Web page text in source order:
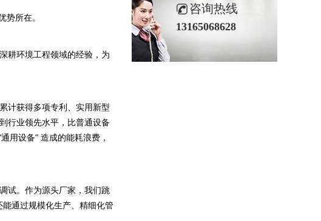
所在。
耕环境工程领域的经验，为
计获得多项专利、实用新型
行业领先水平，比普通设备
用设备” 造成的能耗浪费，
试。作为源头厂家，我们跳
通过规模化生产、精细化管
咨询热线
13165068628